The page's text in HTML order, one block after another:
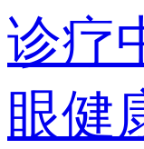
诊疗
眼健